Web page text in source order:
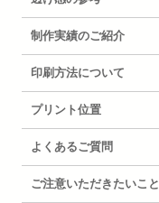
制作実績のご紹介
印刷方法について
プリント位置
よくあるご質問
ご注意いただきたいこと